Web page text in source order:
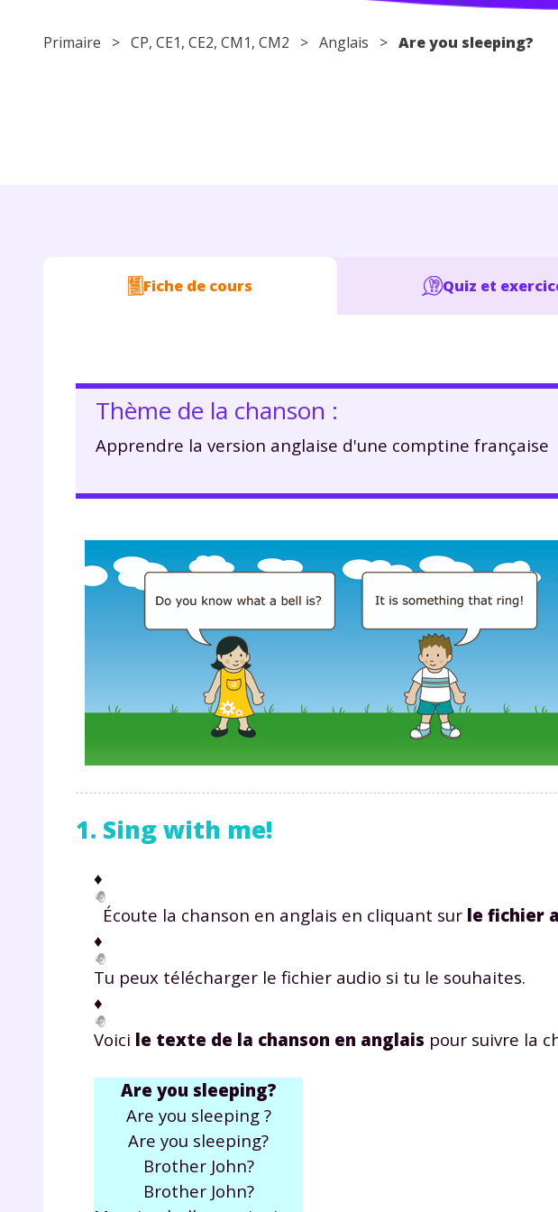
Primaire > CP, CE1, CE2, CM1, CM2 > Anglais > Are you sleeping?
Fiche de cours Quiz et
Thème de la chanson :
Apprendre la version anglaise d'une comptine française
1. Sing with me!
♦
Écoute la chanson en anglais en cliquant sur le fichier
♦
Tu peux télécharger le fichier audio si tu le souhaites.
♦
Voici le texte de la chanson en anglais pour suivre la
Are you sleeping?
Are you sleeping ?
Are you sleeping?
Brother John?
Brother John?